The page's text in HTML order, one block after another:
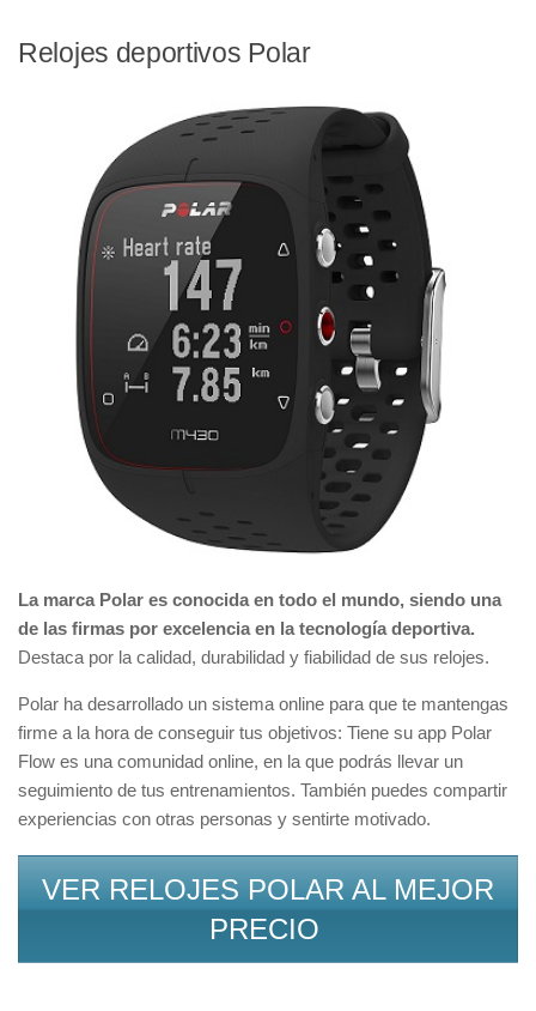
Relojes deportivos Polar
La marca Polar es conocida en todo el mundo, siendo una
de las firmas por excelencia en la tecnología deportiva.
Destaca por la calidad, durabilidad y fiabilidad de sus relojes.
Polar ha desarrollado un sistema online para que te mantengas
firme a la hora de conseguir tus objetivos: Tiene su app Polar
Flow es una comunidad online, en la que podrás llevar un
seguimiento de tus entrenamientos. También puedes compartir
experiencias con otras personas y sentirte motivado.
VER RELOJES POLAR AL MEJOR
PRECIO